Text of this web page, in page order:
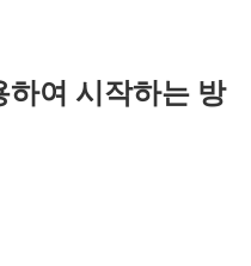
하여 시작하는 방